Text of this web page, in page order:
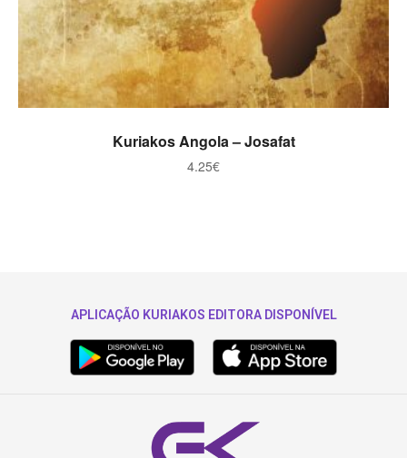
ADICIONAR
Kuriakos Angola – Josafat
4.25€
APLICAÇÃO KURIAKOS EDITORA DISPONÍVEL